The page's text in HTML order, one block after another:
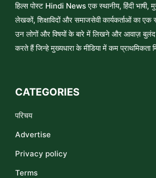
हिल्स पोस्ट Hindi News एक स्थानीय, हिंदी भाषी,
लेखकों, शिक्षाविदों और समाजसेवी कार्यकर्ताओं का
उन लोगों और विषयों के बारे में लिखने और आवाज़
करते हैं जिन्हे मुख्यधारा के मीडिया में कम प्राथमिकता
CATEGORIES
परिचय
Advertise
Privacy policy
Terms